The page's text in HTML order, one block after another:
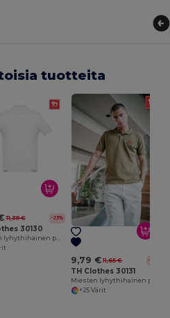
tuotteita
11,39 € -23%
30130
9,79 € 11,65 € -16%
TH Clothes 30131
+25 Värit